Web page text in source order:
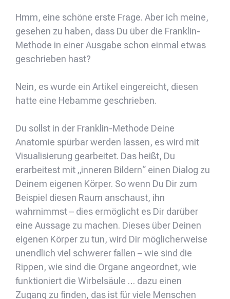
Hmm, eine schöne erste Frage. Aber ich meine,
gesehen zu haben, dass Du über die Franklin-
Methode in einer Ausgabe schon einmal etwas
geschrieben hast?
Nein, es wurde ein Artikel eingereicht, diesen
hatte eine Hebamme geschrieben.
Du sollst in der Franklin-Methode Deine
Anatomie spürbar werden lassen, es wird mit
Visualisierung gearbeitet. Das heißt, Du
erarbeitest mit „inneren Bildern“ einen Dialog zu
Deinem eigenen Körper. So wenn Du Dir zum
Beispiel diesen Raum anschaust, ihn
wahrnimmst – dies ermöglicht es Dir darüber
eine Aussage zu machen. Dieses über Deinen
eigenen Körper zu tun, wird Dir möglicherweise
unendlich viel schwerer fallen – wie sind die
Rippen, wie sind die Organe angeordnet, wie
funktioniert die Wirbelsäule … dazu einen
Zugang zu finden, das ist für viele Menschen